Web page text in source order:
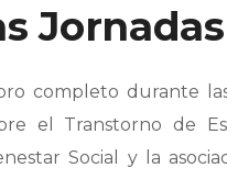
completo durante
el Transtorno de
Social y la